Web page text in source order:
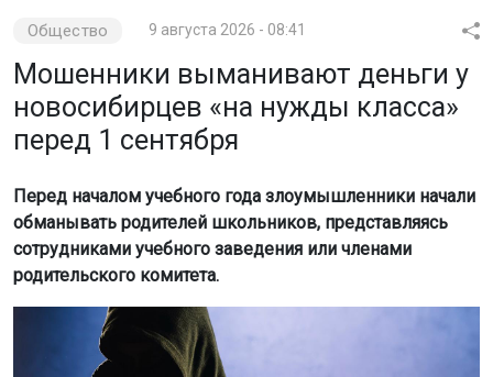
Общество 9 августа 2026 - 08:41
Мошенники выманивают деньги у
новосибирцев «на нужды класса»
перед 1 сентября
Перед началом учебного года злоумышленники начали
обманывать родителей школьников, представляясь
сотрудниками учебного заведения или членами
родительского комитета.